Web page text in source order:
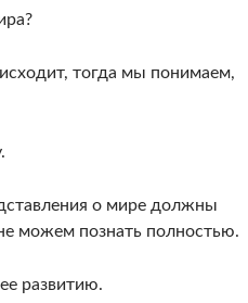
тогда мы понимаем,
о мире должны
можем познать полностью.
развитию.